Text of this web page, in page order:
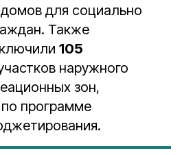
домов для социально
Также
105
наружного
зон,
программе